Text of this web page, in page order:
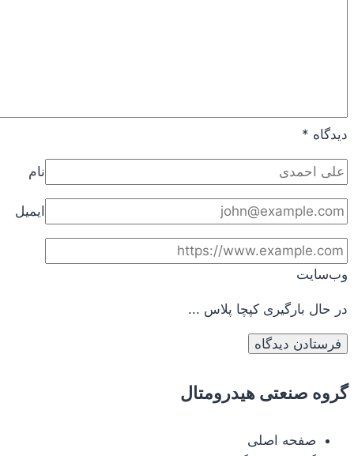
دیدگاه *
نام
ایمیل
وب‌سایت
در حال بارگیری کپچا پلاس ...
گروه صنعتی هیدرومتال
صفحه اصلی